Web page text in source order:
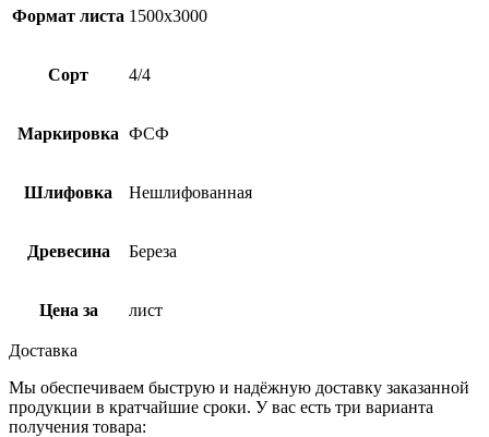
Формат листа 1500х3000
Сорт 4/4
Маркировка ФСФ
Шлифовка Нешлифованная
Древесина Береза
Цена за лист
Доставка
Мы обеспечиваем быструю и надёжную доставку заказанной
продукции в кратчайшие сроки. У вас есть три варианта
получения товара: